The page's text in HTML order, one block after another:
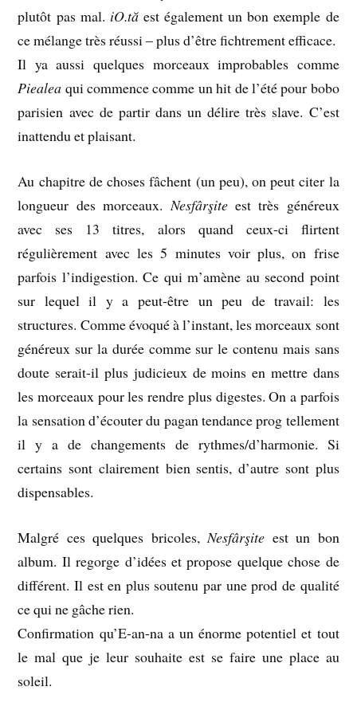
plutôt pas mal. iO.tăest également un bon exemple de
ce mélange très réussi – plus d’être fichtrement efficace.
Il ya aussi quelques morceaux improbables comme
Piealea qui commence comme un hit de l’été pour bobo
parisien avec de partir dans un délire très slave. C’est
inattendu et plaisant.
Au chapitre de choses fâchent (un peu), on peut citer la
longueur des morceaux.Nesfârşiteest très généreux
avec ses 13 titres, alors quand ceux-ci flirtent
régulièrement avec les 5 minutes voir plus, on frise
parfois l’indigestion. Ce qui m’amène au second point
sur lequel il y a peut-être un peu de travail: les
structures. Comme évoqué à l’instant, les morceaux sont
généreux sur la durée comme sur le contenu mais sans
doute serait-il plus judicieux de moins en mettre dans
les morceaux pour les rendre plus digestes. On a parfois
la sensation d’écouter du pagan tendance prog tellement
il y a de changements de rythmes/d’harmonie. Si
certains sont clairement bien sentis, d’autre sont plus
dispensables.
Malgré ces quelques bricoles, Nesfârşite est un bon
album. Il regorge d’idées et propose quelque chose de
différent. Il est en plus soutenu par une prod de qualité
ce qui ne gâche rien.
Confirmation qu’E-an-na a un énorme potentiel et tout
le mal que je leur souhaite est se faire une place au
soleil.